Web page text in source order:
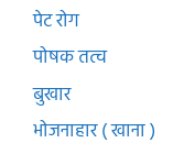
पेट रोग
पोषक तत्व
बुखार
भोजनाहार ( खाना )